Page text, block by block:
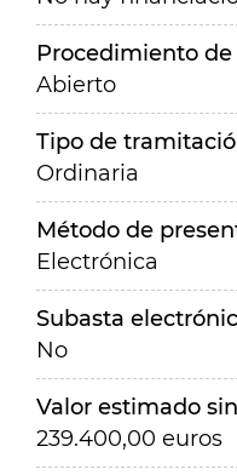
Procedimiento
Abierto
Tipo de
Ordinaria
Método de
Electrónica
Subasta
No
Valor estimado
239.400,00 euros